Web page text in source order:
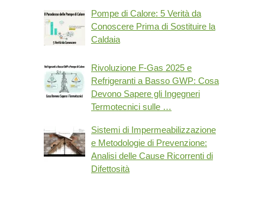
Pompe di Calore: 5 Verità da
Conoscere Prima di Sostituire la
Caldaia
Rivoluzione F-Gas 2025 e
Refrigeranti a Basso GWP: Cosa
Devono Sapere gli Ingegneri
Termotecnici sulle …
Sistemi di Impermeabilizzazione
e Metodologie di Prevenzione:
Analisi delle Cause Ricorrenti di
Difettosità